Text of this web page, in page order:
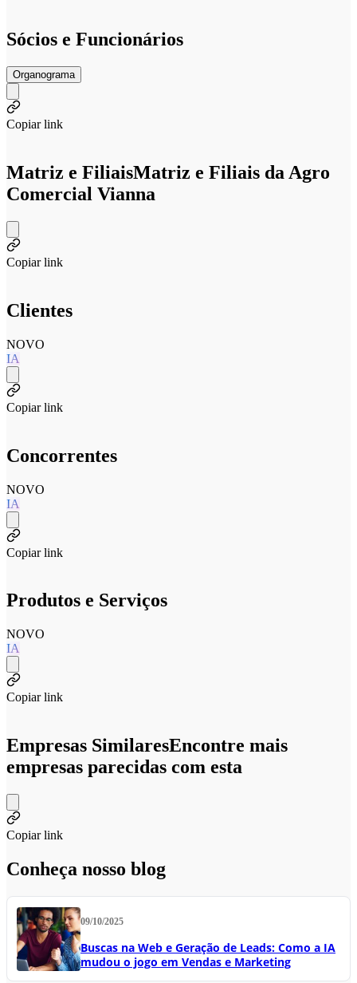
Sócios e Funcionários
Organograma
Copiar link
Matriz e FiliaisMatriz e Filiais da Agro
Comercial Vianna
Copiar link
Clientes
NOVO
IA
Copiar link
Concorrentes
NOVO
IA
Copiar link
Produtos e Serviços
NOVO
IA
Copiar link
Empresas SimilaresEncontre mais
empresas parecidas com esta
Copiar link
Conheça nosso blog
09/10/2025
Buscas na Web e Geração de Leads: Como a IA
mudou o jogo em Vendas e Marketing